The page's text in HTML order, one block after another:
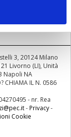
3, 20124 Milano
Livorno (LI), Unità
Napoli NA
CHIAMA IL N. 0586
- nr. Rea
-Privacy-
Cookie